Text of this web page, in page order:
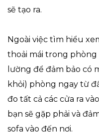
sẽ tạo ra.
Ngoài việc tìm hiểu
thoải mái trong
lường để đảm bảo có
khỏi) phòng ngay từ
đo tất cả các cửa ra
bạn sẽ gặp phải và
sofa vào đến nơi.